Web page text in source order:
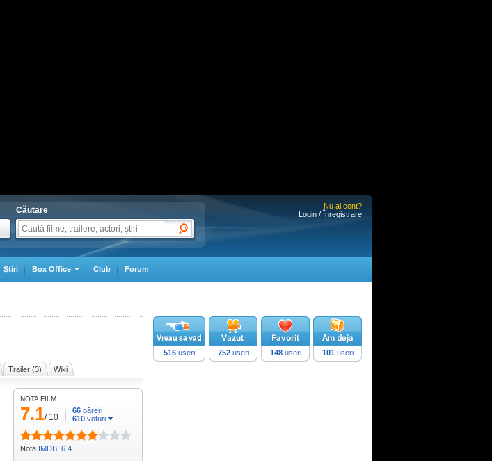
Căutare
Nu ai cont?
Login / Înregistrare
Ştiri Box Office Club Forum
Trailer (3) Wiki
NOTA FILM
7.1/ 10
66 păreri
610 voturi
Nota IMDB: 6.4
516 useri 752useri 148useri 101 useri